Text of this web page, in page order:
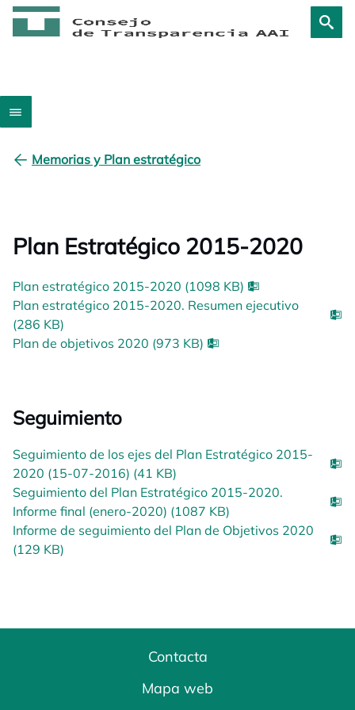
Memorias y Plan estratégico
Plan Estratégico 2015-2020
Plan estratégico 2015-2020 (1098 KB)
Plan estratégico 2015-2020. Resumen ejecutivo
(286 KB)
Plan de objetivos 2020 (973 KB)
Seguimiento
Seguimiento de los ejes del Plan Estratégico 2015-
2020 (15-07-2016) (41 KB)
Seguimiento del Plan Estratégico 2015-2020.
Informe final (enero-2020) (1087 KB)
Informe de seguimiento del Plan de Objetivos 2020
(129 KB)
Contacta
Mapa web